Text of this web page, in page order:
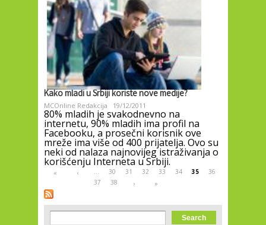
Kako mladi u Srbiji koriste nove medije?
MCOnline Redakcija 19/12/2011
80% mladih je svakodnevno na
internetu, 90% mladih ima profil na
Facebooku, a prosečni korisnik ove
mreže ima više od 400 prijatelja. Ovo su
neki od nalaza najnovijeg istraživanja o
korišćenju Interneta u Srbiji.
Pages
« ‹ … 30 31 32 33 34 35
36
37
38 › »
Search form
Search